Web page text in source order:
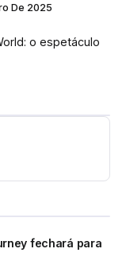
fechará para
De 2025
o espetáculo